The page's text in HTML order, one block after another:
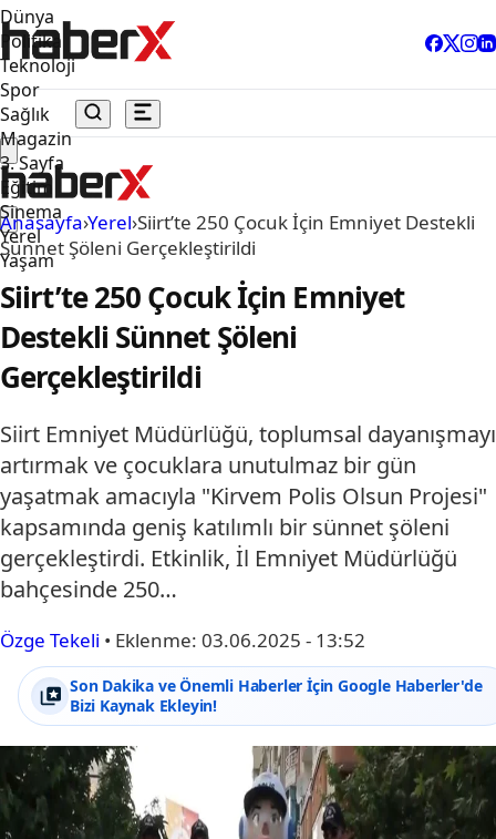
Dünya
Politika
Teknoloji
Spor
Sağlık
Magazin
3. Sayfa
Eğitim
Sinema
Yerel
Yaşam
Anasayfa›Yerel›Siirt’te 250 Çocuk İçin Emniyet Destekli
Sünnet Şöleni Gerçekleştirildi
Siirt’te 250 Çocuk İçin Emniyet
Destekli Sünnet Şöleni
Gerçekleştirildi
Siirt Emniyet Müdürlüğü, toplumsal dayanışmayı
artırmak ve çocuklara unutulmaz bir gün
yaşatmak amacıyla "Kirvem Polis Olsun Projesi"
kapsamında geniş katılımlı bir sünnet şöleni
gerçekleştirdi. Etkinlik, İl Emniyet Müdürlüğü
bahçesinde 250…
Özge Tekeli • Eklenme: 03.06.2025 - 13:52
Son Dakika ve Önemli Haberler İçin Google Haberler'de
Bizi Kaynak Ekleyin!